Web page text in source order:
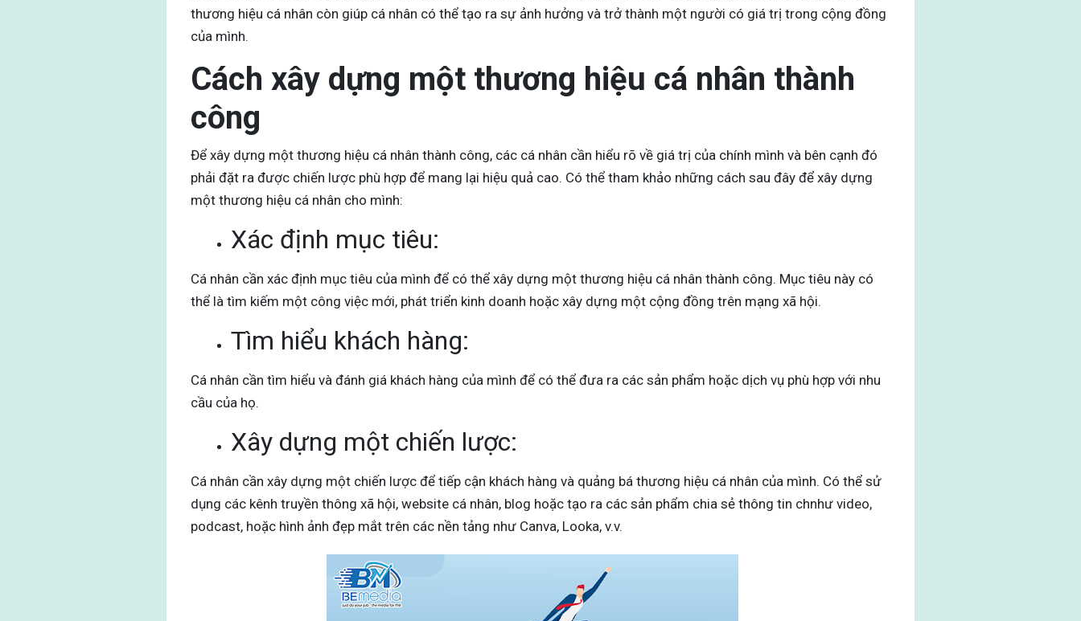
thương hiệu cá nhân còn giúp cá nhân có thể tạo ra sự ảnh hưởng và trở thành một người có giá trị trong cộng đồng
của mình.
Cách xây dựng một thương hiệu cá nhân thành
công
Để xây dựng một thương hiệu cá nhân thành công, các cá nhân cần hiểu rõ về giá trị của chính mình và bên cạnh đó
phải đặt ra được chiến lược phù hợp để mang lại hiệu quả cao. Có thể tham khảo những cách sau đây để xây dựng
một thương hiệu cá nhân cho mình:
Xác định mục tiêu:
Cá nhân cần xác định mục tiêu của mình để có thể xây dựng một thương hiệu cá nhân thành công. Mục tiêu này có
thể là tìm kiếm một công việc mới, phát triển kinh doanh hoặc xây dựng một cộng đồng trên mạng xã hội.
Tìm hiểu khách hàng:
Cá nhân cần tìm hiểu và đánh giá khách hàng của mình để có thể đưa ra các sản phẩm hoặc dịch vụ phù hợp với nhu
cầu của họ.
Xây dựng một chiến lược:
Cá nhân cần xây dựng một chiến lược để tiếp cận khách hàng và quảng bá thương hiệu cá nhân của mình. Có thể sử
dụng các kênh truyền thông xã hội, website cá nhân, blog hoặc tạo ra các sản phẩm chia sẻ thông tin chnhư video,
podcast, hoặc hình ảnh đẹp mắt trên các nền tảng như Canva, Looka, v.v.